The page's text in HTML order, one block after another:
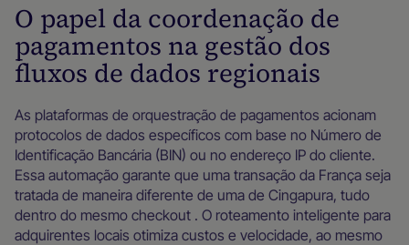
O papel da coordenação de
pagamentos na gestão dos
fluxos de dados regionais
As plataformas de orquestração de pagamentos acionam
protocolos de dados específicos com base no Número de
Identificação Bancária (BIN) ou no endereço IP do cliente.
Essa automação garante que uma transação da França seja
tratada de maneira diferente de uma de Cingapura, tudo
dentro do mesmo checkout . O roteamento inteligente para
adquirentes locais otimiza custos e velocidade, ao mesmo